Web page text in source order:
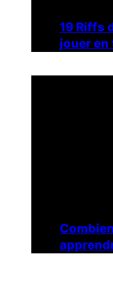
19 Riffs
jouer